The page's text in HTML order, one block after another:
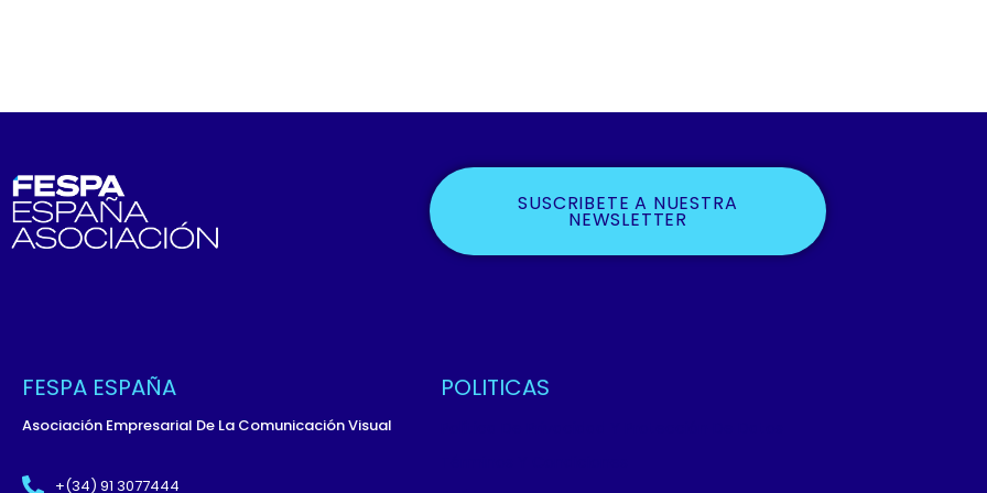
SUSCRIBETE A NUESTRA
NEWSLETTER
FESPA ESPAÑA
Asociación Empresarial De La Comunicación Visual
+(34) 91 3077444
POLITICAS